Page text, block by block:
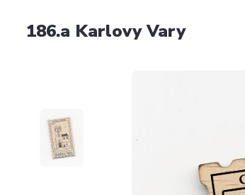
186.a Karlovy Vary